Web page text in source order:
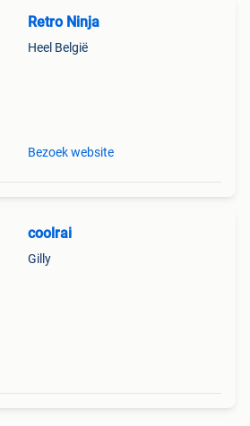
Retro Ninja
Heel België
Bezoek website
coolrai
Gilly